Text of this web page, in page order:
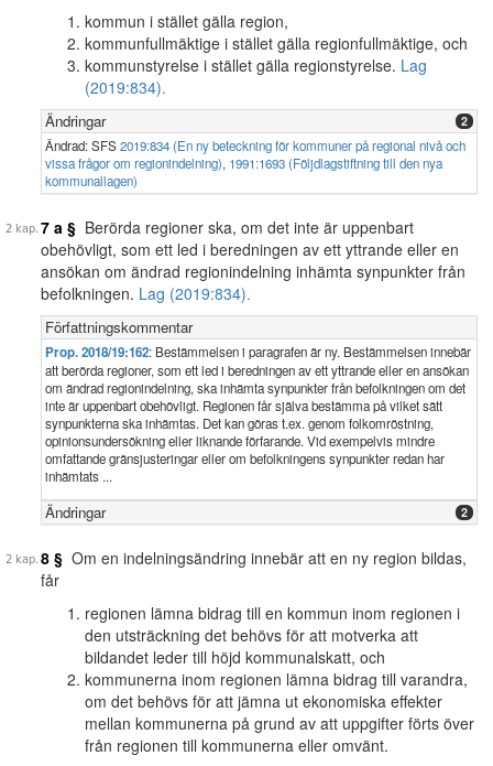
kommun i stället gälla region,
kommunfullmäktige i stället gälla regionfullmäktige, och
kommunstyrelse i stället gälla regionstyrelse. Lag
(2019:834).
Ändringar 2
Ändrad: SFS2019:834 (En ny beteckning för kommuner på regional nivå och
vissa frågor om regionindelning), 1991:1693 (Följdlagstiftning till den nya
kommunallagen)
7 a § Berörda regioner ska, om det inte är uppenbart
obehövligt, som ett led i beredningen av ett yttrande eller en
ansökan om ändrad regionindelning inhämta synpunkter från
befolkningen. Lag (2019:834).
Författningskommentar
Prop. 2018/19:162: Bestämmelsen i paragrafen är ny. Bestämmelsen innebär
att berörda regioner, som ett led i beredningen av ett yttrande eller en ansökan
om ändrad regionindelning, ska inhämta synpunkter från befolkningen om det
inte är uppenbart obehövligt. Regionen får själva bestämma på vilket sätt
synpunkterna ska inhämtas. Det kan göras t.ex. genom folkomröstning,
opinionsundersökning eller liknande förfarande. Vid exempelvis mindre
omfattande gränsjusteringar eller om befolkningens synpunkter redan har
inhämtats ...
Ändringar 2
8 § Om en indelningsändring innebär att en ny region bildas,
får
regionen lämna bidrag till en kommun inom regionen i
den utsträckning det behövs för att motverka att
bildandet leder till höjd kommunalskatt, och
kommunerna inom regionen lämna bidrag till varandra,
om det behövs för att jämna ut ekonomiska effekter
mellan kommunerna på grund av att uppgifter förts över
från regionen till kommunerna eller omvänt.